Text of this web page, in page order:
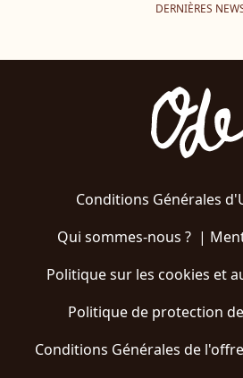
DERNIÈRES
Conditions Générales
Qui sommes-nous ?|
Politique sur les cookies et
Politique de protection
Conditions Générales de